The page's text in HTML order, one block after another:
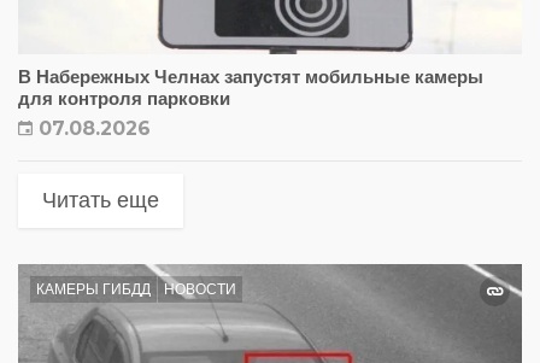
В Набережных Челнах запустят мобильные камеры
для контроля парковки
07.08.2026
Читать еще
КАМЕРЫ ГИБДД НОВОСТИ